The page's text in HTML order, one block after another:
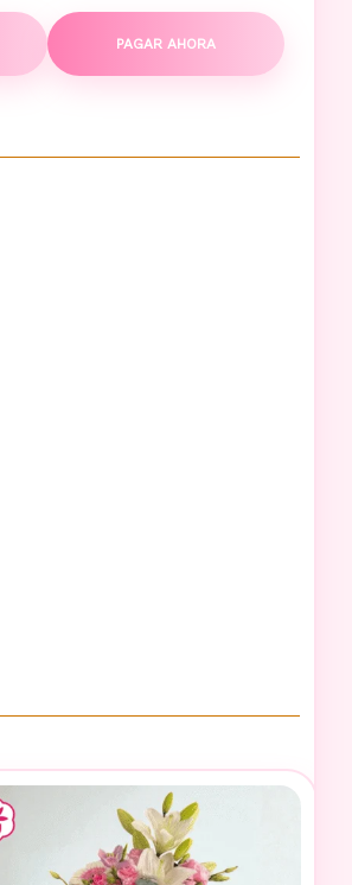
PAGAR AHORA